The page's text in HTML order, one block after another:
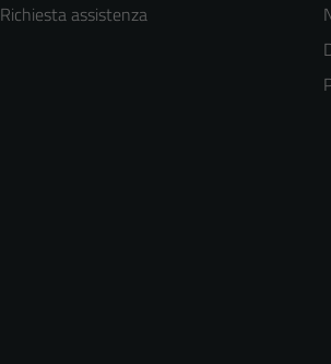
Richiesta assistenza